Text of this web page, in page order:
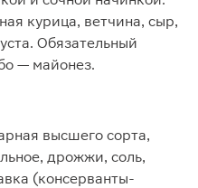
курица, ветчина, сыр,
Обязательный
— майонез.
высшего сорта,
дрожжи, соль,
(консерванты-